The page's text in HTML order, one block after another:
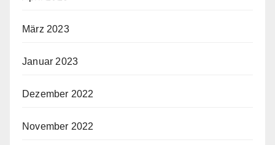
März 2023
Januar 2023
Dezember 2022
November 2022